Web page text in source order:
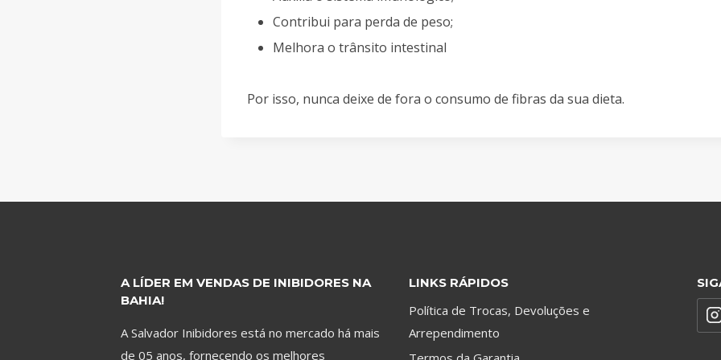
Contribui para perda de peso;
Melhora o trânsito intestinal
Por isso, nunca deixe de fora o consumo de fibras da sua dieta.
A LÍDER EM VENDAS DE INIBIDORES NA
BAHIA!
A Salvador Inibidores está no mercado há mais
de 05 anos, fornecendo os melhores
LINKS RÁPIDOS
Política de Trocas, Devoluções e
Arrependimento